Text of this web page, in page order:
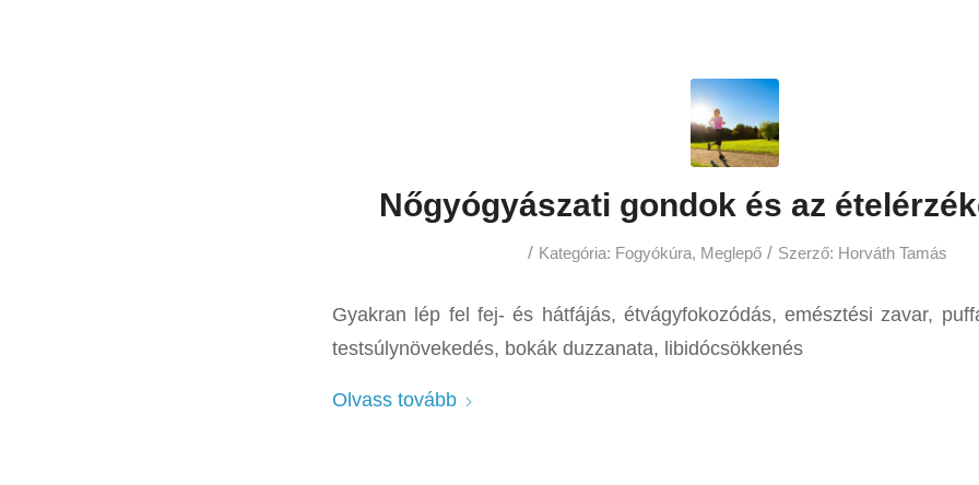
Nőgyógyászati gondok és az
/ Kategória: Fogyókúra, Meglepő / Szerző: Horváth Tamás
Gyakran lép fel fej- és hátfájás, étvágyfokozódás, emésztési zavar,
testsúlynövekedés, bokák duzzanata, libidócsökkenés
Olvass tovább